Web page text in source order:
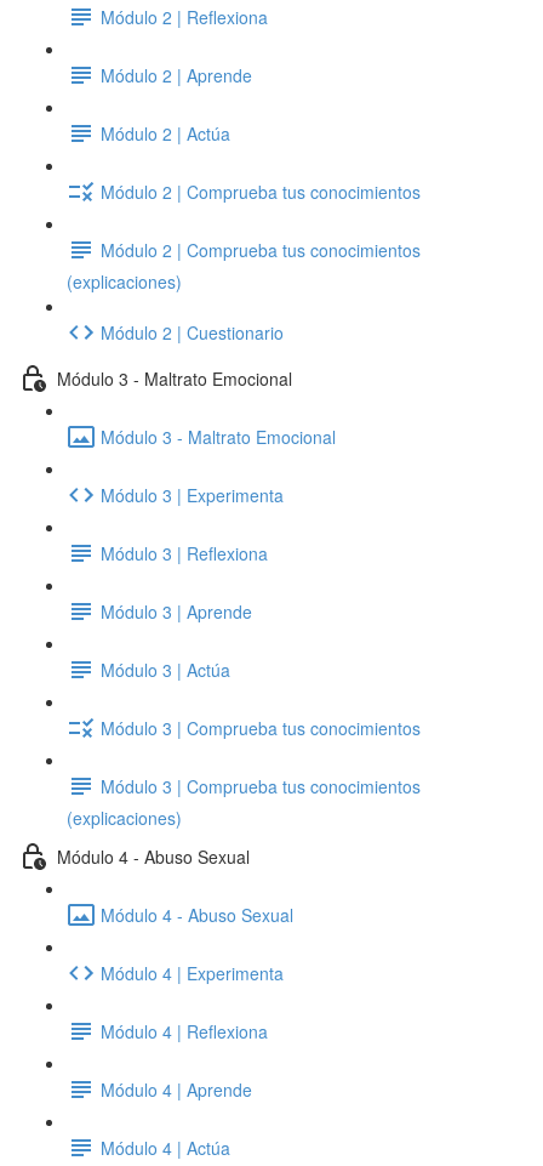
Módulo 2 | Reflexiona
Módulo 2 | Aprende
Módulo 2 | Actúa
Módulo 2 | Comprueba tus conocimientos
Módulo 2 | Comprueba tus conocimientos
(explicaciones)
Módulo 2 | Cuestionario
Módulo 3 - Maltrato Emocional
Módulo 3 - Maltrato Emocional
Módulo 3 | Experimenta
Módulo 3 | Reflexiona
Módulo 3 | Aprende
Módulo 3 | Actúa
Módulo 3 | Comprueba tus conocimientos
Módulo 3 | Comprueba tus conocimientos
(explicaciones)
Módulo 4 - Abuso Sexual
Módulo 4 - Abuso Sexual
Módulo 4 | Experimenta
Módulo 4 | Reflexiona
Módulo 4 | Aprende
Módulo 4 | Actúa